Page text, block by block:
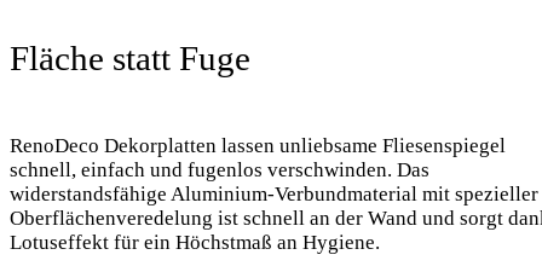
Fläche statt Fuge
RenoDeco Dekorplatten lassen unliebsame Fliesenspiegel
schnell, einfach und fugenlos verschwinden. Das
widerstandsfähige Aluminium-Verbundmaterial mit spezieller
Oberflächenveredelung ist schnell an der Wand und sorgt
Lotuseffekt für ein Höchstmaß an Hygiene.